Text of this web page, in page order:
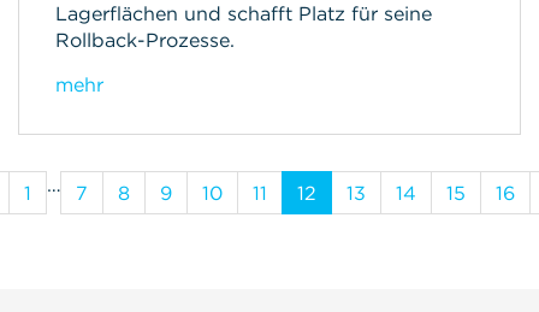
Lagerflächen und schafft Platz für seine
Rollback-Prozesse.
mehr
1 … 7 8 9 10 11 12 13 14 15 16